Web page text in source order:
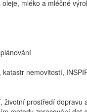
mléko a mléčné
nemovitostí,
životní prostředí dopravu